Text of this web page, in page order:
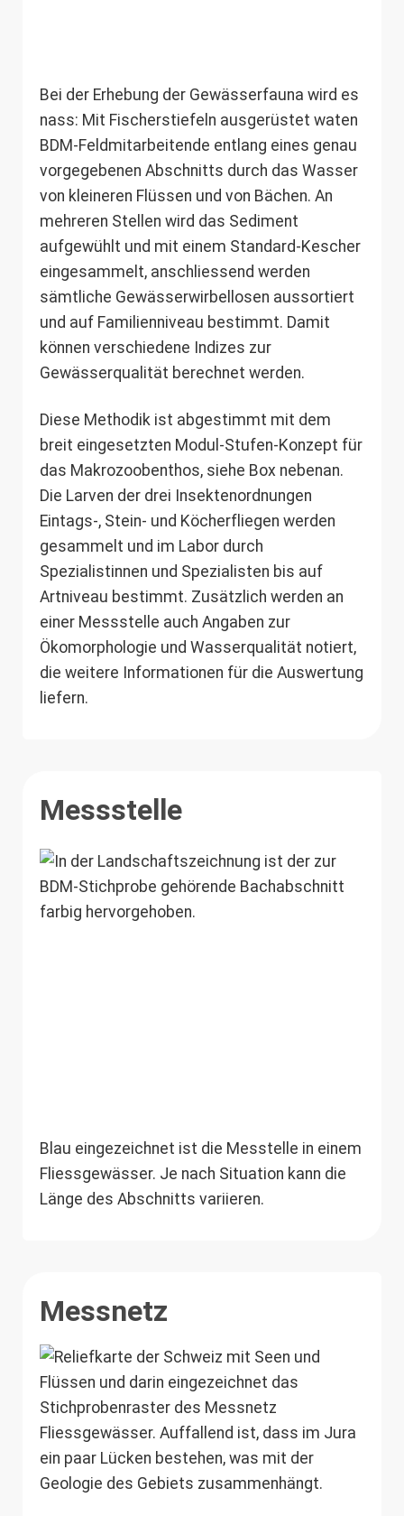
Bei der Erhebung der Gewässerfauna wird es
nass: Mit Fischerstiefeln ausgerüstet waten
BDM-Feldmitarbeitende entlang eines genau
vorgegebenen Abschnitts durch das Wasser
von kleineren Flüssen und von Bächen. An
mehreren Stellen wird das Sediment
aufgewühlt und mit einem Standard-Kescher
eingesammelt, anschliessend werden
sämtliche Gewässerwirbellosen aussortiert
und auf Familienniveau bestimmt. Damit
können verschiedene Indizes zur
Gewässerqualität berechnet werden.
Diese Methodik ist abgestimmt mit dem
breit eingesetzten Modul-Stufen-Konzept für
das Makrozoobenthos, siehe Box nebenan.
Die Larven der drei Insektenordnungen
Eintags-, Stein- und Köcherfliegen werden
gesammelt und im Labor durch
Spezialistinnen und Spezialisten bis auf
Artniveau bestimmt. Zusätzlich werden an
einer Messstelle auch Angaben zur
Ökomorphologie und Wasserqualität notiert,
die weitere Informationen für die Auswertung
liefern.
Messstelle
Blau eingezeichnet ist die Messtelle in einem
Fliessgewässer. Je nach Situation kann die
Länge des Abschnitts variieren.
Messnetz